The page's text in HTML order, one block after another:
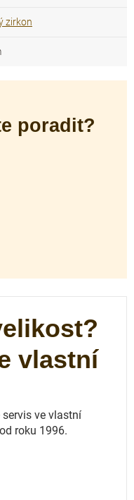
zirkon
poradit?
vlastní
ve vlastní
roku 1996.